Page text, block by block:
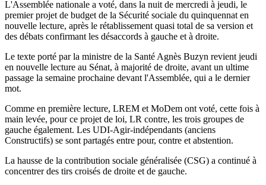
L'Assemblée nationale a voté, dans la nuit de mercredi à jeudi, le
premier projet de budget de la Sécurité sociale du quinquennat en
nouvelle lecture, après le rétablissement quasi total de sa version et
des débats confirmant les désaccords à gauche et à droite.
Le texte porté par la ministre de la Santé Agnès Buzyn revient jeudi
en nouvelle lecture au Sénat, à majorité de droite, avant un ultime
passage la semaine prochaine devant l'Assemblée, qui a le dernier
mot.
Comme en première lecture, LREM et MoDem ont voté, cette fois à
main levée, pour ce projet de loi, LR contre, les trois groupes de
gauche également. Les UDI-Agir-indépendants (anciens
Constructifs) se sont partagés entre pour, contre et abstention.
La hausse de la contribution sociale généralisée (CSG) a continué à
concentrer des tirs croisés de droite et de gauche.